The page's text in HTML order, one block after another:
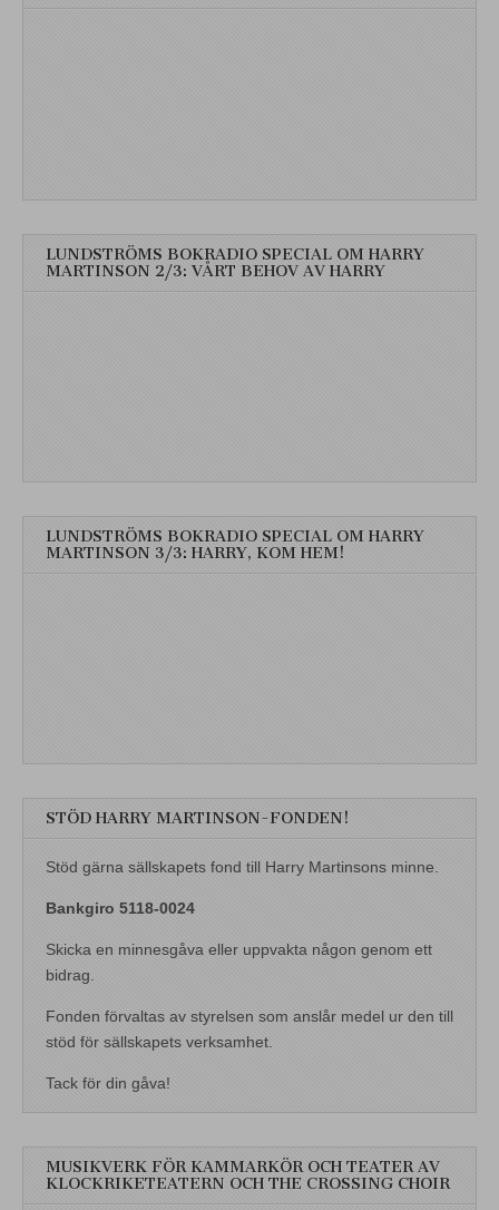
LUNDSTRÖMS BOKRADIO SPECIAL OM HARRY
MARTINSON 2/3: VÅRT BEHOV AV HARRY
LUNDSTRÖMS BOKRADIO SPECIAL OM HARRY
MARTINSON 3/3: HARRY, KOM HEM!
STÖD HARRY MARTINSON-FONDEN!
Stöd gärna sällskapets fond till Harry Martinsons minne.
Bankgiro 5118-0024
Skicka en minnesgåva eller uppvakta någon genom ett
bidrag.
Fonden förvaltas av styrelsen som anslår medel ur den till
stöd för sällskapets verksamhet.
Tack för din gåva!
MUSIKVERK FÖR KAMMARKÖR OCH TEATER AV
KLOCKRIKETEATERN OCH THE CROSSING CHOIR